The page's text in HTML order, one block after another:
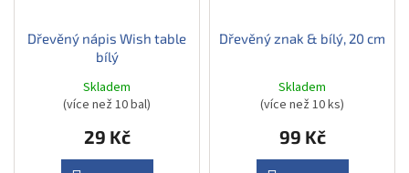
Dřevěný nápis Wish table
bílý
Skladem
(více než 10 bal)
29 Kč
Dřevěný znak & bílý, 20 cm
Skladem
(více než 10 ks)
99 Kč